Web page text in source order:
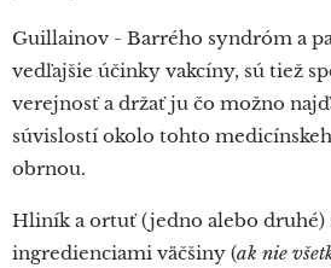
Guillainov - Barrého syndróm a
vedľajšie účinky vakcíny, sú tiež
verejnosť a držať ju čo možno
súvislostí okolo tohto
obrnou.
Hliník a ortuť (jedno alebo druhé)
ingredienciami väčšiny (ak nie